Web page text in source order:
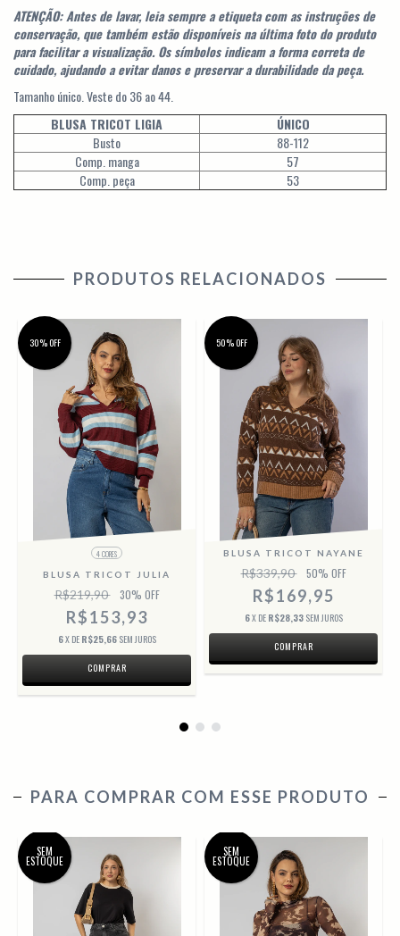
ATENÇÃO: Antes de lavar, leia sempre a etiqueta com as instruções de
conservação, que também estão disponíveis na última foto do produto
para facilitar a visualização. Os símbolos indicam a forma correta de
cuidado, ajudando a evitar danos e preservar a durabilidade da peça.
Tamanho único. Veste do 36 ao 44.
BLUSA TRICOT LIGIA
ÚNICO
Busto
88-112
Comp. manga
57
Comp. peça
53
PRODUTOS RELACIONADOS
30% OFF
4 CORES
BLUSA TRICOT JULIA
R$219,90 30% OFF
R$153,93
6X DE R$25,66 SEM JUROS
COMPRAR
50% OFF
BLUSA TRICOT NAYANE
R$339,90 50% OFF
R$169,95
6X DE R$28,33 SEM JUROS
COMPRAR
PARA COMPRAR COM ESSE PRODUTO
SEM
ESTOQUE
SEM
ESTOQUE